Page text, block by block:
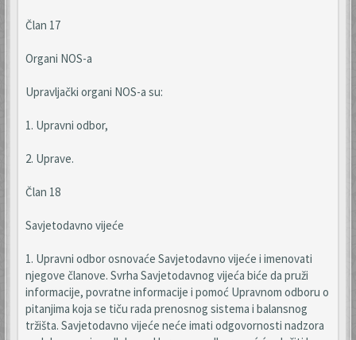
Član 17
Organi NOS-a
Upravljački organi NOS-a su:
1. Upravni odbor,
2. Uprave.
Član 18
Savjetodavno vijeće
1. Upravni odbor osnovaće Savjetodavno vijeće i imenovati
njegove članove. Svrha Savjetodavnog vijeća biće da pruži
informacije, povratne informacije i pomoć Upravnom odboru o
pitanjima koja se tiču rada prenosnog sistema i balansnog
tržišta. Savjetodavno vijeće neće imati odgovornosti nadzora